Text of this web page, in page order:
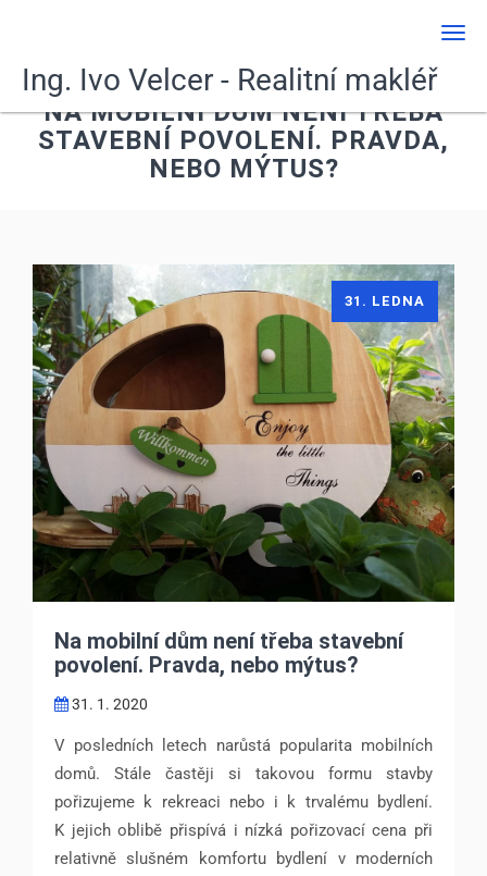
Ing. Ivo Velcer - Realitní makléř
NA MOBILNÍ DŮM NENÍ TŘEBA
STAVEBNÍ POVOLENÍ. PRAVDA,
NEBO MÝTUS?
Na mobilní dům není třeba stavební
povolení. Pravda, nebo mýtus?
31. 1. 2020
31. LEDNA
V posledních letech narůstá popularita mobilních
domů. Stále častěji si takovou formu stavby
pořizujeme k rekreaci nebo i k trvalému bydlení.
K jejich oblibě přispívá i nízká pořizovací cena při
relativně slušném komfortu bydlení v moderních